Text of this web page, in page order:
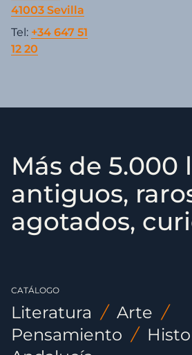
41003 Sevilla
Tel: +34 647 51
12 20
Más de 5.000
antiguos,
agotados,
CATÁLOGO
Literatura / Arte /
Pensamiento /